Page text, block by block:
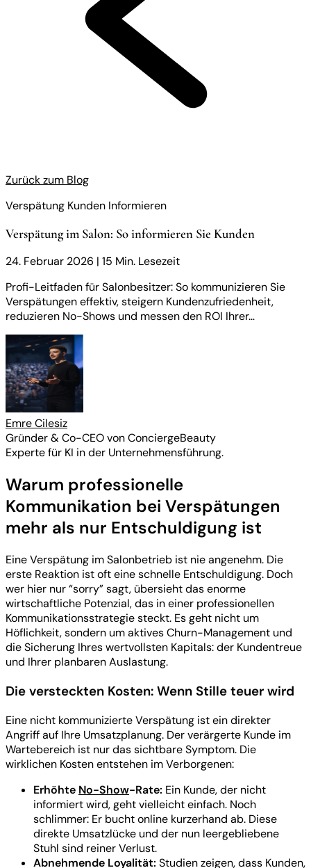
Zurück zum Blog
Verspätung Kunden Informieren
Verspätung im Salon: So informieren Sie Kunden
24. Februar 2026 | 15 Min. Lesezeit
Profi-Leitfaden für Salonbesitzer: So kommunizieren Sie
Verspätungen effektiv, steigern Kundenzufriedenheit,
reduzieren No-Shows und messen den ROI Ihrer…
Emre Cilesiz
Gründer & Co-CEO von ConciergeBeauty
Experte für KI in der Unternehmensführung.
Warum professionelle
Kommunikation bei Verspätungen
mehr als nur Entschuldigung ist
Eine Verspätung im Salonbetrieb ist nie angenehm. Die
erste Reaktion ist oft eine schnelle Entschuldigung. Doch
wer hier nur “sorry” sagt, übersieht das enorme
wirtschaftliche Potenzial, das in einer professionellen
Kommunikationsstrategie steckt. Es geht nicht um
Höflichkeit, sondern um aktives Churn-Management und
die Sicherung Ihres wertvollsten Kapitals: der Kundentreue
und Ihrer planbaren Auslastung.
Die versteckten Kosten: Wenn Stille teuer wird
Eine nicht kommunizierte Verspätung ist ein direkter
Angriff auf Ihre Umsatzplanung. Der verärgerte Kunde im
Wartebereich ist nur das sichtbare Symptom. Die
wirklichen Kosten entstehen im Verborgenen:
Erhöhte No-Show-Rate: Ein Kunde, der nicht
informiert wird, geht vielleicht einfach. Noch
schlimmer: Er bucht online kurzerhand ab. Diese
direkte Umsatzlücke und der nun leergebliebene
Stuhl sind reiner Verlust.
Abnehmende Loyalität: Studien zeigen, dass Kunden,